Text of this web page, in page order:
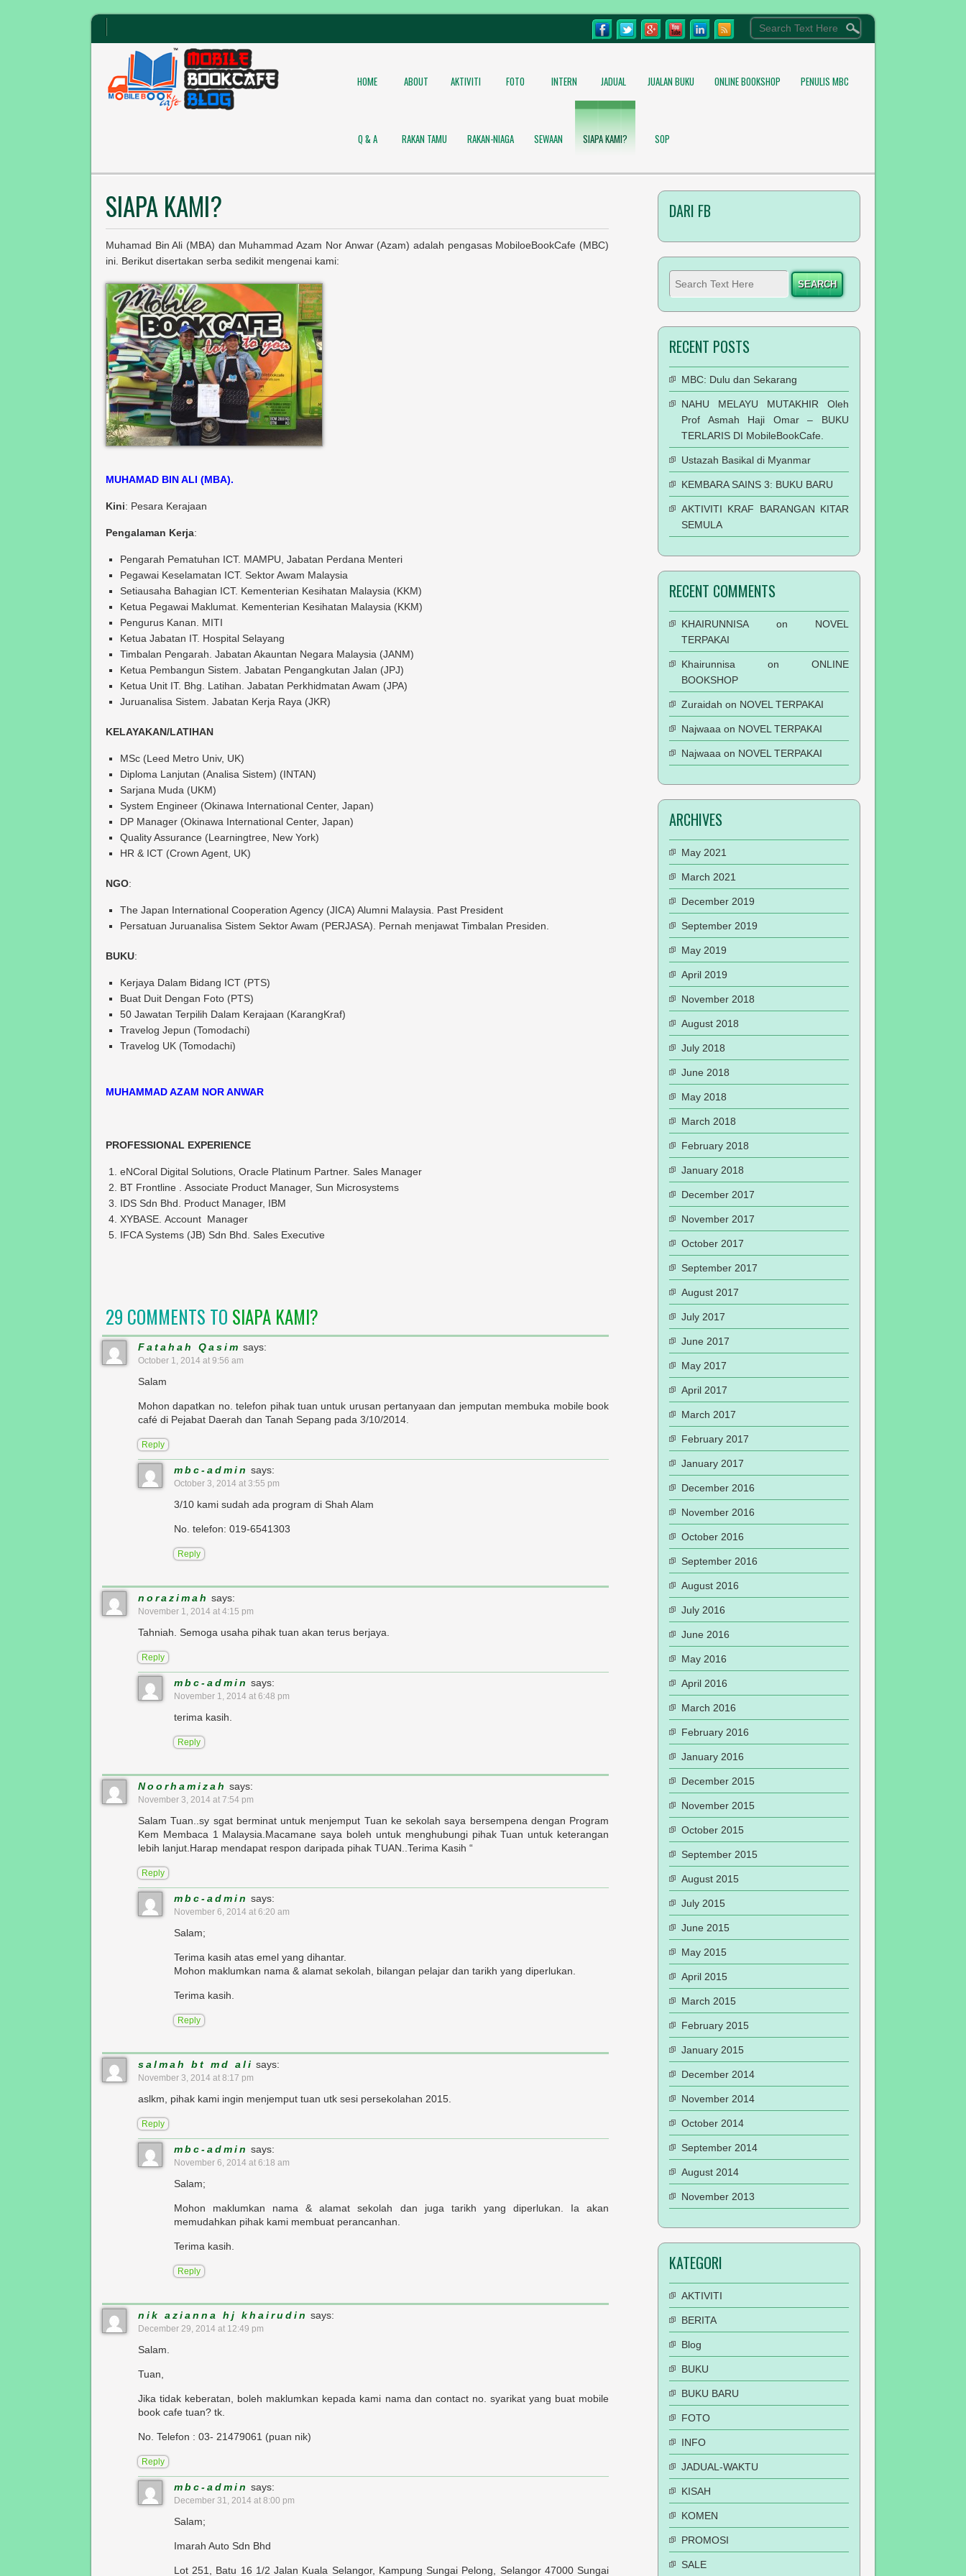
HOME ABOUT AKTIVITI FOTO INTERN JADUAL JUALAN BUKU ONLINE BOOKSHOP PENULIS MBC
Q & A RAKAN TAMU RAKAN-NIAGA SEWAAN SIAPA KAMI? SOP
SIAPA KAMI?
Muhamad Bin Ali (MBA) dan Muhammad Azam Nor Anwar (Azam) adalah pengasas MobiloeBookCafe (MBC)
ini. Berikut disertakan serba sedikit mengenai kami:
MUHAMAD BIN ALI (MBA).
Kini: Pesara Kerajaan
Pengalaman Kerja:
Pengarah Pematuhan ICT. MAMPU, Jabatan Perdana Menteri
Pegawai Keselamatan ICT. Sektor Awam Malaysia
Setiausaha Bahagian ICT. Kementerian Kesihatan Malaysia (KKM)
Ketua Pegawai Maklumat. Kementerian Kesihatan Malaysia (KKM)
Pengurus Kanan. MITI
Ketua Jabatan IT. Hospital Selayang
Timbalan Pengarah. Jabatan Akauntan Negara Malaysia (JANM)
Ketua Pembangun Sistem. Jabatan Pengangkutan Jalan (JPJ)
Ketua Unit IT. Bhg. Latihan. Jabatan Perkhidmatan Awam (JPA)
Juruanalisa Sistem. Jabatan Kerja Raya (JKR)
KELAYAKAN/LATIHAN
MSc (Leed Metro Univ, UK)
Diploma Lanjutan (Analisa Sistem) (INTAN)
Sarjana Muda (UKM)
System Engineer (Okinawa International Center, Japan)
DP Manager (Okinawa International Center, Japan)
Quality Assurance (Learningtree, New York)
HR & ICT (Crown Agent, UK)
NGO:
The Japan International Cooperation Agency (JICA) Alumni Malaysia. Past President
Persatuan Juruanalisa Sistem Sektor Awam (PERJASA). Pernah menjawat Timbalan Presiden.
BUKU:
Kerjaya Dalam Bidang ICT (PTS)
Buat Duit Dengan Foto (PTS)
50 Jawatan Terpilih Dalam Kerajaan (KarangKraf)
Travelog Jepun (Tomodachi)
Travelog UK (Tomodachi)
MUHAMMAD AZAM NOR ANWAR
PROFESSIONAL EXPERIENCE
eNCoral Digital Solutions, Oracle Platinum Partner. Sales Manager
BT Frontline . Associate Product Manager, Sun Microsystems
IDS Sdn Bhd. Product Manager, IBM
XYBASE. Account Manager
IFCA Systems (JB) Sdn Bhd. Sales Executive
29 COMMENTS TO SIAPA KAMI?
Fatahah Qasim says:
October 1, 2014 at 9:56 am
Salam
Mohon dapatkan no. telefon pihak tuan untuk urusan pertanyaan dan jemputan membuka mobile book
café di Pejabat Daerah dan Tanah Sepang pada 3/10/2014.
Reply
mbc-admin says:
October 3, 2014 at 3:55 pm
3/10 kami sudah ada program di Shah Alam
No. telefon: 019-6541303
Reply
norazimah says:
November 1, 2014 at 4:15 pm
Tahniah. Semoga usaha pihak tuan akan terus berjaya.
Reply
mbc-admin says:
November 1, 2014 at 6:48 pm
terima kasih.
Reply
Noorhamizah says:
November 3, 2014 at 7:54 pm
Salam Tuan..sy sgat berminat untuk menjemput Tuan ke sekolah saya bersempena dengan Program
Kem Membaca 1 Malaysia.Macamane saya boleh untuk menghubungi pihak Tuan untuk keterangan
lebih lanjut.Harap mendapat respon daripada pihak TUAN..Terima Kasih “
Reply
mbc-admin says:
November 6, 2014 at 6:20 am
Salam;
Terima kasih atas emel yang dihantar.
Mohon maklumkan nama & alamat sekolah, bilangan pelajar dan tarikh yang diperlukan.
Terima kasih.
Reply
salmah bt md ali says:
November 3, 2014 at 8:17 pm
aslkm, pihak kami ingin menjemput tuan utk sesi persekolahan 2015.
Reply
mbc-admin says:
November 6, 2014 at 6:18 am
Salam;
Mohon maklumkan nama & alamat sekolah dan juga tarikh yang diperlukan. Ia akan
memudahkan pihak kami membuat perancanhan.
Terima kasih.
Reply
nik azianna hj khairudin says:
December 29, 2014 at 12:49 pm
Salam.
Tuan,
Jika tidak keberatan, boleh maklumkan kepada kami nama dan contact no. syarikat yang buat mobile
book cafe tuan? tk.
No. Telefon : 03- 21479061 (puan nik)
Reply
mbc-admin says:
December 31, 2014 at 8:00 pm
Salam;
Imarah Auto Sdn Bhd
Lot 251, Batu 16 1/2 Jalan Kuala Selangor, Kampung Sungai Pelong, Selangor 47000 Sungai
DARI FB
RECENT POSTS
MBC: Dulu dan Sekarang
NAHU MELAYU MUTAKHIR Oleh
Prof Asmah Haji Omar – BUKU
TERLARIS DI MobileBookCafe.
Ustazah Basikal di Myanmar
KEMBARA SAINS 3: BUKU BARU
AKTIVITI KRAF BARANGAN KITAR
SEMULA
RECENT COMMENTS
KHAIRUNNISAon NOVEL
TERPAKAI
Khairunnisa on ONLINE
BOOKSHOP
Zuraidah on NOVEL TERPAKAI
Najwaaa on NOVEL TERPAKAI
Najwaaa on NOVEL TERPAKAI
ARCHIVES
May 2021
March 2021
December 2019
September 2019
May 2019
April 2019
November 2018
August 2018
July 2018
June 2018
May 2018
March 2018
February 2018
January 2018
December 2017
November 2017
October 2017
September 2017
August 2017
July 2017
June 2017
May 2017
April 2017
March 2017
February 2017
January 2017
December 2016
November 2016
October 2016
September 2016
August 2016
July 2016
June 2016
May 2016
April 2016
March 2016
February 2016
January 2016
December 2015
November 2015
October 2015
September 2015
August 2015
July 2015
June 2015
May 2015
April 2015
March 2015
February 2015
January 2015
December 2014
November 2014
October 2014
September 2014
August 2014
November 2013
KATEGORI
AKTIVITI
BERITA
Blog
BUKU
BUKU BARU
FOTO
INFO
JADUAL-WAKTU
KISAH
KOMEN
PROMOSI
SALE